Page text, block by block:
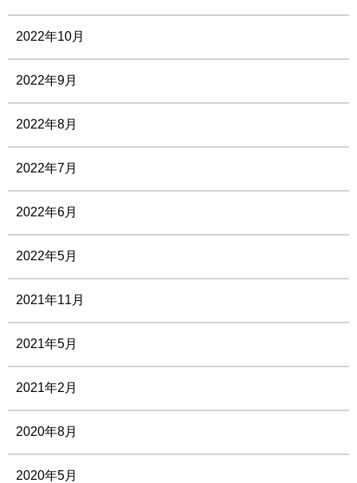
2022年10月
2022年9月
2022年8月
2022年7月
2022年6月
2022年5月
2021年11月
2021年5月
2021年2月
2020年8月
2020年5月